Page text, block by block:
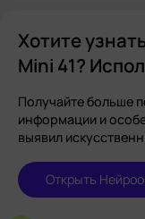
Хотите
Mini 41?
Получайте больше
информации и
выявил
Открыть